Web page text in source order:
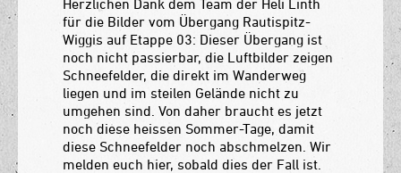
Herzlichen Dank dem Team der Heli Linth
für die Bilder vom Übergang Rautispitz-
Wiggis auf Etappe 03: Dieser Übergang ist
noch nicht passierbar, die Luftbilder zeigen
Schneefelder, die direkt im Wanderweg
liegen und im steilen Gelände nicht zu
umgehen sind. Von daher braucht es jetzt
noch diese heissen Sommer-Tage, damit
diese Schneefelder noch abschmelzen. Wir
melden euch hier, sobald dies der Fall ist.